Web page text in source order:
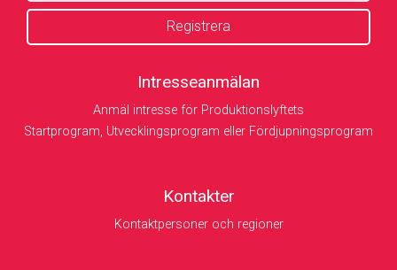
Intresseanmälan
Anmäl intresse för Produktionslyftets
Startprogram, Utvecklingsprogram eller Fördjupningsprogram
Kontakter
Kontaktpersoner och regioner